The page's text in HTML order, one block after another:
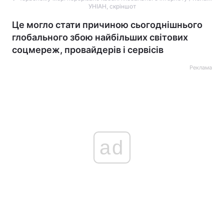
УНІАН, скріншот
Це могло стати причиною сьогоднішнього
глобального збою найбільших світових
соцмереж, провайдерів і сервісів
Реклама
ad